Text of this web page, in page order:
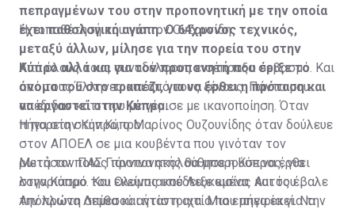
πεπραγμένων του στην προπονητική με την οποία
έχει παθολογική αγάπη. Ο 64χρονος τεχνικός,
μεταξύ άλλων, μίλησε για την πορεία του στην
Κύπρο αλλά και για τον προπονητή που έριξε το
όνομα του στο τραπέζι, για να έρθει η πρόταση και
να εργαστεί στην Κύπρο.
Η τοποθέτησή του για τον Ουζουνίδη:
Από όλους τους συναδέλφους εισέπραξα σεβασμό. Και
από τους Έλληνες και από τους ξένους. Πάντα μου
απέδιδαν κάτι που με γέμισε με ικανοποίηση. Όταν
πήγα στην Κύπρο, ο Μαρίνος Ουζουνίδης όταν δούλευε
στον ΑΠΟΕΛ σε μια κουβέντα που γινόταν τον
ρωτήσαν ποιος προπονητής θα μπορούσε να έρθει
στην Κύπρο. Και εκείνος υπέδειξε εμένα. Αυτός έβαλε
την πρώτη σπίθα και ήταν η αιτία που πήγα εκεί. Να
Η πορεία στην Κύπρο
Μετά τον ΠΑΣ Γιάννινα ακολούθησε η Κύπρος, για
λογαριασμό του Ολυμπιακού Λευκωσίας και του
Απόλλωνα Λεμεσού αντίστοιχα. Μια εμπειρία για την